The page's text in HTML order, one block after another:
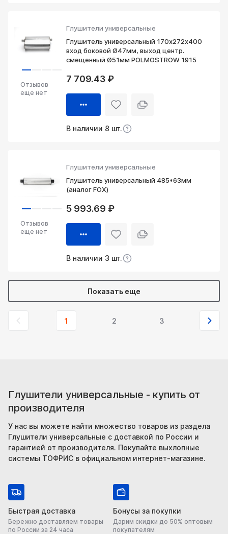
Глушители универсальные
Глушитель универсальный 170х272х400
вход боковой Ø47мм, выход центр.
смещенный Ø51мм POLMOSTROW 1915
Отзывов
еще нет
7 709.43 ₽
В наличии 8 шт.
Глушители универсальные
Глушитель универсальный 485*63мм
(аналог FOX)
Отзывов
еще нет
5 993.69 ₽
В наличии 3 шт.
Показать еще
1 2 3
Глушители универсальные - купить от
производителя
У нас вы можете найти множество товаров из раздела
Глушители универсальные с доставкой по России и
гарантией от производителя. Покупайте выхлопные
системы ТОФРИС в официальном интернет-магазине.
Быстрая доставка
Бережно доставляем товары
по России за 24 часа
Бонусы за покупки
Дарим скидки до 50% оптовым
покупателям